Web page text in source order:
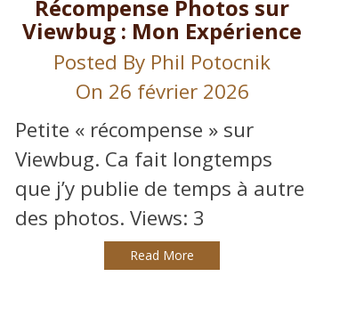
Récompense Photos sur
Viewbug : Mon Expérience
Posted By Phil Potocnik
On 26 février 2026
Petite « récompense » sur
Viewbug. Ca fait longtemps
que j’y publie de temps à autre
des photos. Views: 3
Read More